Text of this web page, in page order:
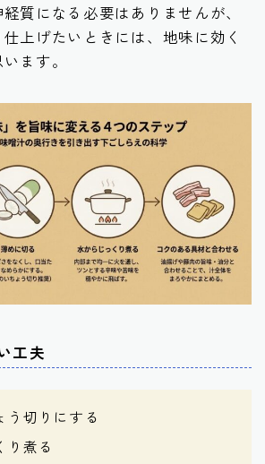
質になる必要はありませんが、
上げたいときには、地味に効く
ます。
工夫
う切りにする
り煮る